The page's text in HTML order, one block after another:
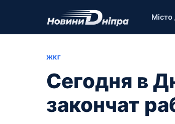
Місто
ЖКГ
Сегодня в
закончат